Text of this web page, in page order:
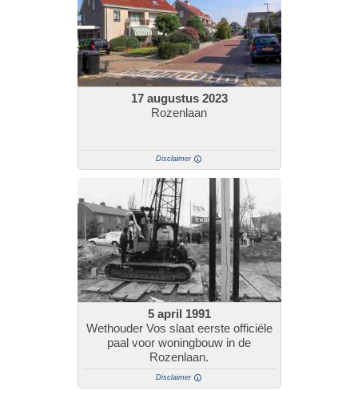
17 augustus 2023
Rozenlaan
Disclaimer
5 april 1991
Wethouder Vos slaat eerste officiële
paal voor woningbouw in de
Rozenlaan.
Disclaimer